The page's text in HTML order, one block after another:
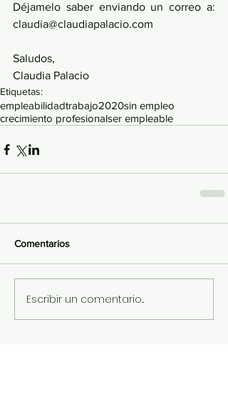
Déjamelo saber enviando un correo a:
claudia@claudiapalacio.com
Saludos,
Claudia Palacio
Etiquetas:
empleabilidadtrabajo2020sin empleo
crecimiento profesionalser empleable
Comentarios
Escribir un comentario...